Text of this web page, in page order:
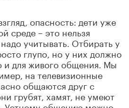
опасность: дети уже
среде – это нельзя
учитывать. Отбирать у
глупо, но у них должно
и для живого общения. Мы
на телевизионные
общаются друг с
грубят, хамят, не умеют